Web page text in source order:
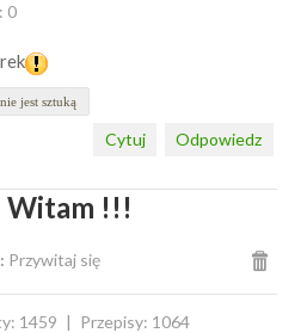
0
jest sztuką
Odpowiedz
Cytuj
Witam !!!
Przywitaj się
1459
Przepisy: 1064